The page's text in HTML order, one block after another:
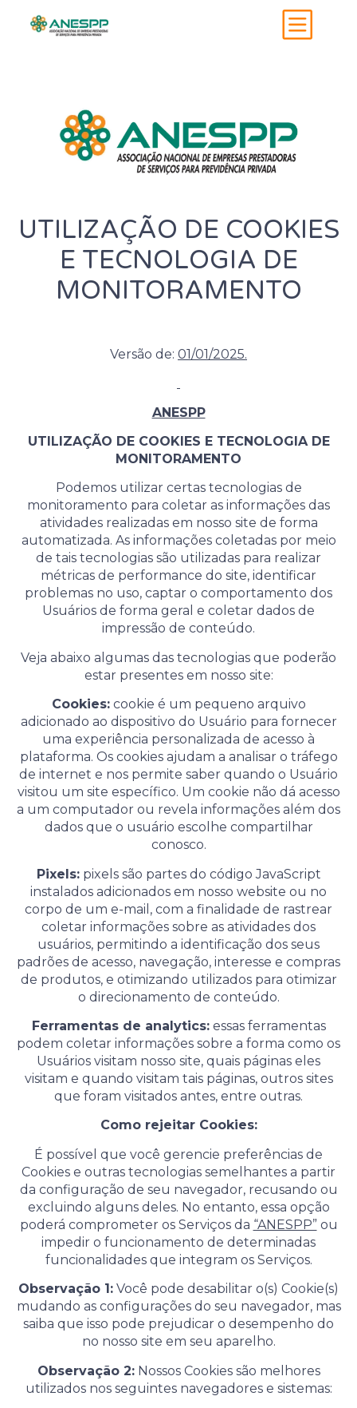
UTILIZAÇÃO DE COOKIES
E TECNOLOGIA DE
MONITORAMENTO
Versão de: 01/01/2025.
ANESPP
UTILIZAÇÃO DE COOKIES E TECNOLOGIA DE
MONITORAMENTO
Podemos utilizar certas tecnologias de
monitoramento para coletar as informações das
atividades realizadas em nosso site de forma
automatizada. As informações coletadas por meio
de tais tecnologias são utilizadas para realizar
métricas de performance do site, identificar
problemas no uso, captar o comportamento dos
Usuários de forma geral e coletar dados de
impressão de conteúdo.
Veja abaixo algumas das tecnologias que poderão
estar presentes em nosso site:
Cookies:cookie é um pequeno arquivo
adicionado ao dispositivo do Usuário para fornecer
uma experiência personalizada de acesso à
plataforma. Os cookies ajudam a analisar o tráfego
de internet e nos permite saber quando o Usuário
visitou um site específico. Um cookie não dá acesso
a um computador ou revela informações além dos
dados que o usuário escolhe compartilhar
conosco.
Pixels:pixels são partes do código JavaScript
instalados adicionados em nosso website ou no
corpo de um e-mail, com a finalidade de rastrear
coletar informações sobre as atividades dos
usuários, permitindo a identificação dos seus
padrões de acesso, navegação, interesse e compras
de produtos, e otimizando utilizados para otimizar
o direcionamento de conteúdo.
Ferramentas de analytics:essas ferramentas
podem coletar informações sobre a forma como os
Usuários visitam nosso site, quais páginas eles
visitam e quando visitam tais páginas, outros sites
que foram visitados antes, entre outras.
Como rejeitar Cookies:
É possível que você gerencie preferências de
Cookies e outras tecnologias semelhantes a partir
da configuração de seu navegador, recusando ou
excluindo alguns deles. No entanto, essa opção
poderá comprometer os Serviços da “ANESPP” ou
impedir o funcionamento de determinadas
funcionalidades que integram os Serviços.
Observação 1: Você pode desabilitar o(s) Cookie(s)
mudando as configurações do seu navegador, mas
saiba que isso pode prejudicar o desempenho do
no nosso site em seu aparelho.
Observação 2:Nossos Cookies são melhores
utilizados nos seguintes navegadores e sistemas: